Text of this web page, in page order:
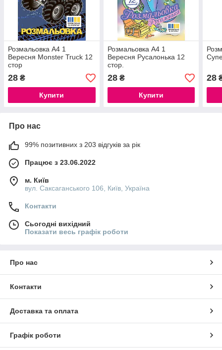
Розмальовка А4 1
Вересня Monster Truck 12
стор
28 ₴
Купити
Розмальовка А4 1
Вересня Русалонька 12
стор.
28₴
Купити
28
Про нас
99% позитивних з 203 відгуків за рік
Працює з 23.06.2022
м. Київ
вул. Саксаганського 106, Київ, Україна
Контакти
Сьогодні вихідний
Показати весь графік роботи
Про нас
Контакти
Доставка та оплата
Графік роботи